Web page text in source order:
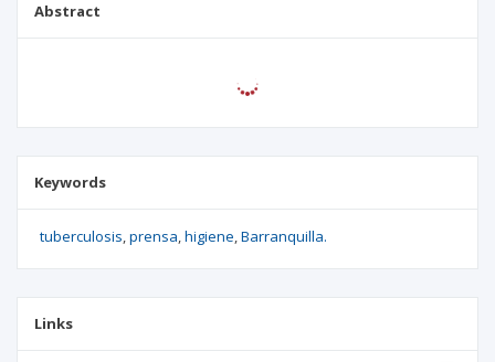
Abstract
Keywords
tuberculosis prensa higiene Barranquilla.
Links